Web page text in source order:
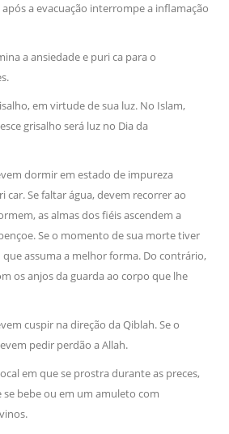
a evacuação interrompe a inflamação
a ansiedade e puri ca para o
em virtude de sua luz. No Islam,
grisalho será luz no Dia da
dormir em estado de impureza
car. Se faltar água, devem recorrer ao
as almas dos fiéis ascendem a
Se o momento de sua morte tiver
que assuma a melhor forma. Do contrário,
os anjos da guarda ao corpo que lhe
cuspir na direção da Qiblah. Se o
pedir perdão a Allah.
em que se prostra durante as preces,
se bebe ou em um amuleto com